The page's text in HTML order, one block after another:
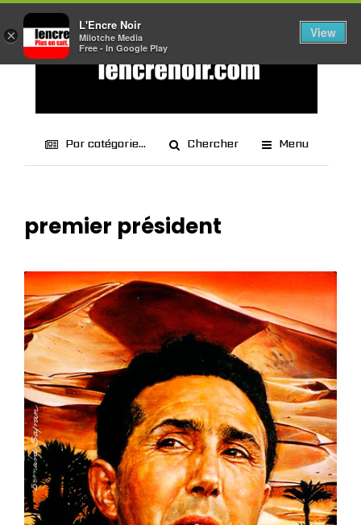
Par catégorie... Chercher Menu
premier président
×
L'Encre Noir
Milotche Media
Free - In Google Play
View